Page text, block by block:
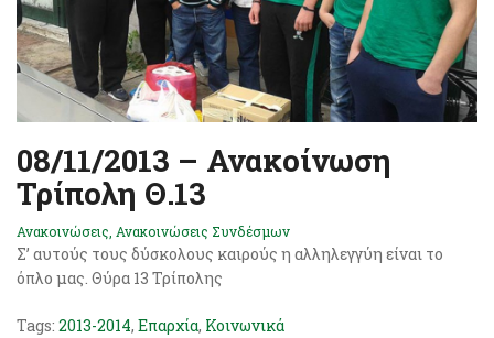
08/11/2013 – Ανακοίνωση
Τρίπολη Θ.13
Ανακοινώσεις, Ανακοινώσεις Συνδέσμων
Σ’ αυτούς τους δύσκολους καιρούς η αλληλεγγύη είναι το
όπλο μας. Θύρα 13 Τρίπολης
Tags: 2013-2014, Επαρχία, Κοινωνικά